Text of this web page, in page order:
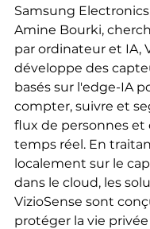
Samsung
Amine Bourki,
par ordinateur et IA,
développe des
basés sur l'edge-IA
compter, suivre et
flux de personnes et
temps réel. En
localement sur le
dans le cloud, les
VizioSense sont
protéger la vie